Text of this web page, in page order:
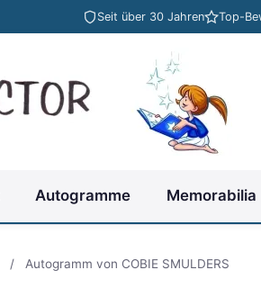
Seit über 30 Jahren Top-
Autogramme Memorabilia
/ Autogramm von COBIE SMULDERS